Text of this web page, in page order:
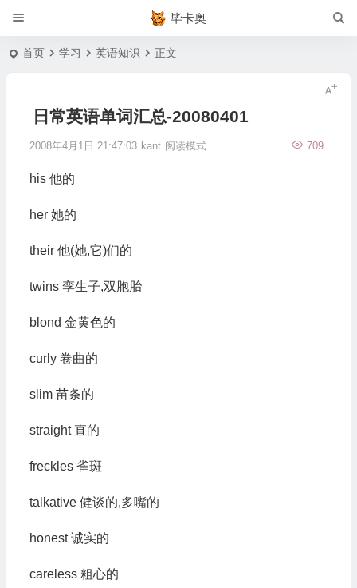
毕卡奥
首页 学习 英语知识 正文
日常英语单词汇总-20080401
2008年4月1日 21:47:03 kant 709
阅读模式
his 他的
her 她的
their 他(她,它)们的
twins 孪生子,双胞胎
blond 金黄色的
curly 卷曲的
slim 苗条的
straight 直的
freckles 雀斑
talkative 健谈的,多嘴的
honest 诚实的
careless 粗心的